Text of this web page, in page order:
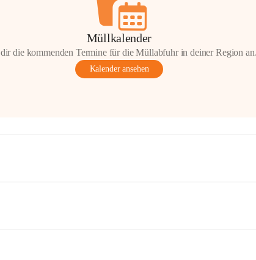
Müllkalender
die kommenden Termine für die Müllabfuhr in deiner Region
Kalender ansehen